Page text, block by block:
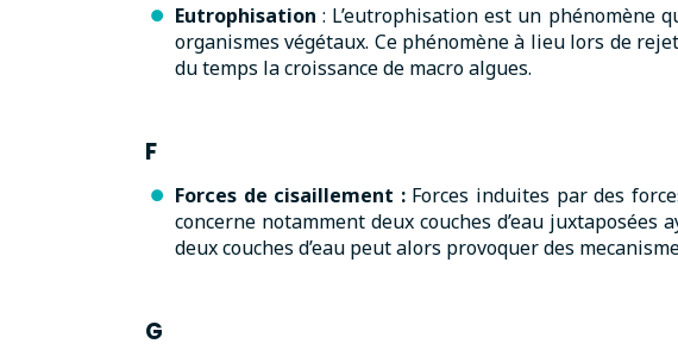
Eutrophisation : L’eutrophisation est un phénomène
organismes végétaux. Ce phénomène à lieu lors de
du temps la croissance de macro algues.
F
Forces de cisaillement :Forces induites par des
concerne notamment deux couches d’eau
deux couches d’eau peut alors provoquer des
G